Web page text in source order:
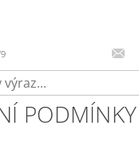
PODMÍNKY